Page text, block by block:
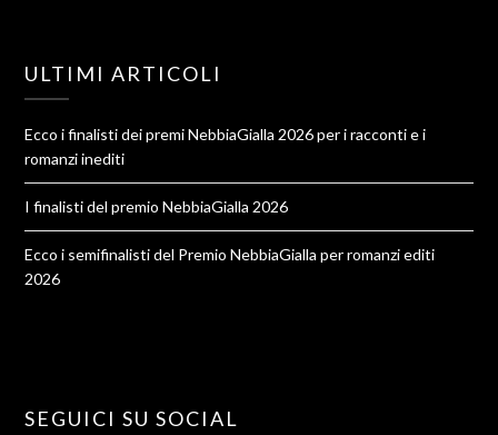
ULTIMI ARTICOLI
Ecco i finalisti dei premi NebbiaGialla 2026 per i racconti e i
romanzi inediti
I finalisti del premio NebbiaGialla 2026
Ecco i semifinalisti del Premio NebbiaGialla per romanzi editi
2026
SEGUICI SU SOCIAL